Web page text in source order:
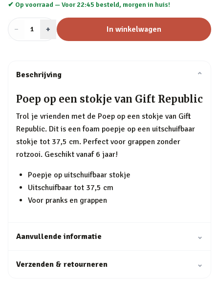
✔ Op voorraad —Voor 22:45 besteld, morgen in huis!
− Aantal
1 + In winkelwagen
Beschrijving ⌄
Poep op een stokje van Gift Republic
Trol je vrienden met de Poep op een stokje van Gift
Republic. Dit is een foam poepje op een uitschuifbaar
stokje tot 37,5 cm. Perfect voor grappen zonder
rotzooi. Geschikt vanaf 6 jaar!
Poepje op uitschuifbaar stokje
Uitschuifbaar tot 37,5 cm
Voor pranks en grappen
Aanvullende informatie ⌄
Verzenden & retourneren ⌄